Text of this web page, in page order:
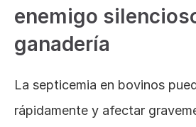
enemigo
ganadería
La septicemia en bovinos
rápidamente y afectar